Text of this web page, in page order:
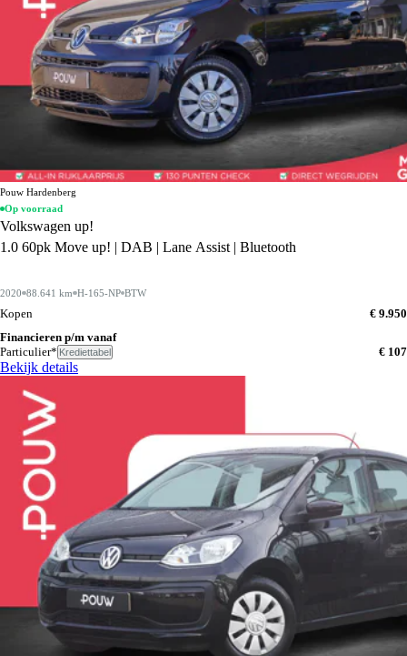
Pouw Hardenberg
Op voorraad
Volkswagen up!
1.0 60pk Move up! | DAB | Lane Assist | Bluetooth
2020 88.641 km H-165-NP BTW
Kopen
€ 9.950
Financieren p/m vanaf
Particulier* Krediettabel € 107
Bekijk details